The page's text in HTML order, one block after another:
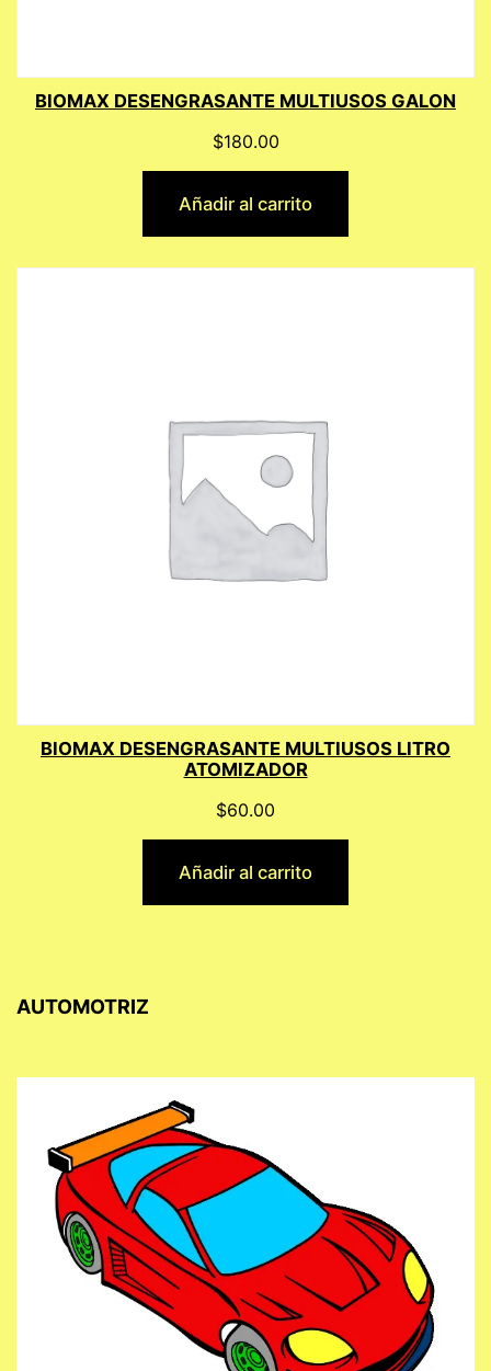
BIOMAX DESENGRASANTE MULTIUSOS GALON
$180.00
Añadir al carrito
BIOMAX DESENGRASANTE MULTIUSOS LITRO
ATOMIZADOR
$60.00
Añadir al carrito
AUTOMOTRIZ